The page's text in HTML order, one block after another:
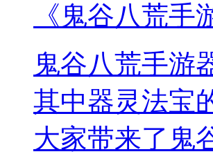
《鬼谷八荒
鬼谷八荒手游
其中器灵法宝
大家带来了鬼